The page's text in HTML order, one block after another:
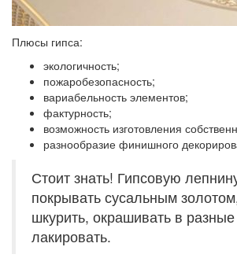
Плюсы гипса:
экологичность;
пожаробезопасность;
вариабельность элементов;
фактурность;
возможность изготовления
разнообразие финишного
Стоит знать! Гипсовую
покрывать сусальным
шкурить, окрашивать в разные
лакировать.